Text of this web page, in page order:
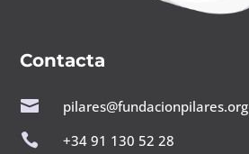
Contacta

pilares@fundacionpilares.org

+34 91 130 52 28